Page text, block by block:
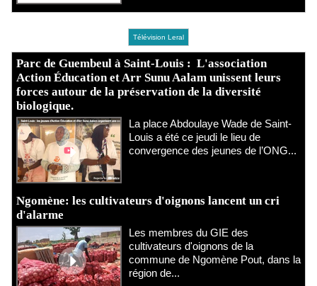
Télévision Leral
Parc de Guembeul à Saint-Louis : L'association
Action Éducation et Arr Sunu Aalam unissent leurs
forces autour de la préservation de la diversité
biologique.
​La place Abdoulaye Wade de Saint-
Louis a été ce jeudi le lieu de
convergence des jeunes de l’ONG...
Ngomène: les cultivateurs d'oignons lancent un cri
d'alarme
Les membres du GIE des
cultivateurs d'oignons de la
commune de Ngomène Pout, dans la
région de...